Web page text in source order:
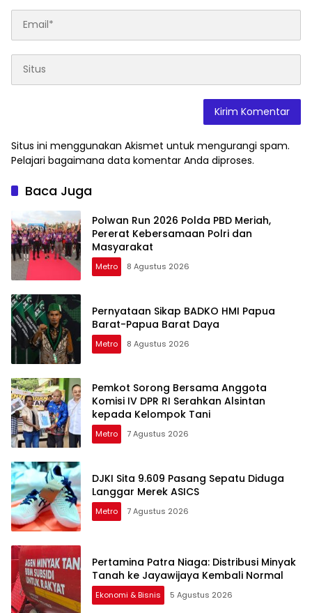
Situs ini menggunakan Akismet untuk mengurangi spam.
Pelajari bagaimana data komentar Anda diproses.
Baca Juga
Polwan Run 2026 Polda PBD Meriah,
Pererat Kebersamaan Polri dan
Masyarakat
Metro 8 Agustus 2026
Pernyataan Sikap BADKO HMI Papua
Barat-Papua Barat Daya
Metro 8 Agustus 2026
Pemkot Sorong Bersama Anggota
Komisi IV DPR RI Serahkan Alsintan
kepada Kelompok Tani
Metro 7 Agustus 2026
DJKI Sita 9.609 Pasang Sepatu Diduga
Langgar Merek ASICS
Metro 7 Agustus 2026
Pertamina Patra Niaga: Distribusi Minyak
Tanah ke Jayawijaya Kembali Normal
Ekonomi & Bisnis 5 Agustus 2026